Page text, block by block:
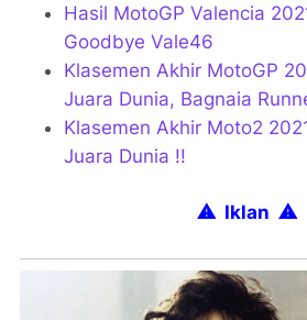
Hasil MotoGP Valencia
Goodbye Vale46
Klasemen Akhir MotoGP
Juara Dunia, Bagnaia
Klasemen Akhir Moto2
Juara Dunia !!
⚠ Iklan ⚠